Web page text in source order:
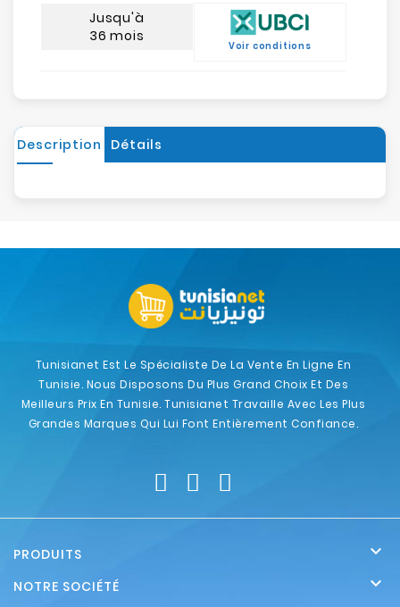
Jusqu'à
36 mois
Voir conditions
Description Détails
Tunisianet Est Le Spécialiste De La Vente En Ligne En
Tunisie. Nous Disposons Du Plus Grand Choix Et Des
Meilleurs Prix En Tunisie. Tunisianet Travaille Avec Les Plus
Grandes Marques Qui Lui Font Entièrement Confiance.
PRODUITS 
NOTRE SOCIÉTÉ
